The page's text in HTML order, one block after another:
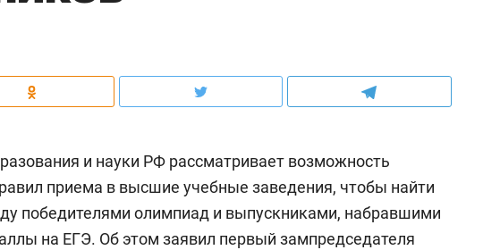
и науки РФ рассматривает возможность
приема в высшие учебные заведения, чтобы найти
победителями олимпиад и выпускниками, набравшими
на ЕГЭ. Об этом заявил первый зампредседателя